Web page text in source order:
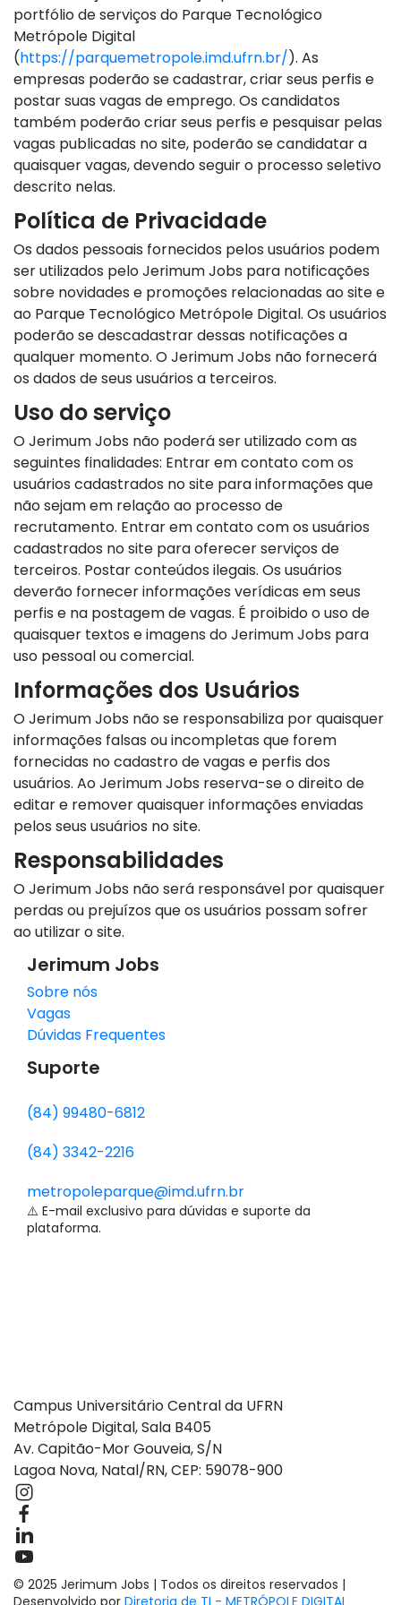
portfólio de serviços do Parque Tecnológico
Metrópole Digital
(https://parquemetropole.imd.ufrn.br/). As
empresas poderão se cadastrar, criar seus perfis e
postar suas vagas de emprego. Os candidatos
também poderão criar seus perfis e pesquisar pelas
vagas publicadas no site, poderão se candidatar a
quaisquer vagas, devendo seguir o processo seletivo
descrito nelas.
Política de Privacidade
Os dados pessoais fornecidos pelos usuários podem
ser utilizados pelo Jerimum Jobs para notificações
sobre novidades e promoções relacionadas ao site e
ao Parque Tecnológico Metrópole Digital. Os usuários
poderão se descadastrar dessas notificações a
qualquer momento. O Jerimum Jobs não fornecerá
os dados de seus usuários a terceiros.
Uso do serviço
O Jerimum Jobs não poderá ser utilizado com as
seguintes finalidades: Entrar em contato com os
usuários cadastrados no site para informações que
não sejam em relação ao processo de
recrutamento. Entrar em contato com os usuários
cadastrados no site para oferecer serviços de
terceiros. Postar conteúdos ilegais. Os usuários
deverão fornecer informações verídicas em seus
perfis e na postagem de vagas. É proibido o uso de
quaisquer textos e imagens do Jerimum Jobs para
uso pessoal ou comercial.
Informações dos Usuários
O Jerimum Jobs não se responsabiliza por quaisquer
informações falsas ou incompletas que forem
fornecidas no cadastro de vagas e perfis dos
usuários. Ao Jerimum Jobs reserva-se o direito de
editar e remover quaisquer informações enviadas
pelos seus usuários no site.
Responsabilidades
O Jerimum Jobs não será responsável por quaisquer
perdas ou prejuízos que os usuários possam sofrer
ao utilizar o site.
Jerimum Jobs
Sobre nós
Vagas
Dúvidas Frequentes
Suporte
(84) 99480-6812
(84) 3342-2216
metropoleparque@imd.ufrn.br
⚠️ E-mail exclusivo para dúvidas e suporte da
plataforma.
Campus Universitário Central da UFRN
Metrópole Digital, Sala B405
Av. Capitão-Mor Gouveia, S/N
Lagoa Nova, Natal/RN, CEP: 59078-900
© 2025 Jerimum Jobs | Todos os direitos reservados |
Desenvolvido por Diretoria de TI - METRÓPOLE DIGITAL